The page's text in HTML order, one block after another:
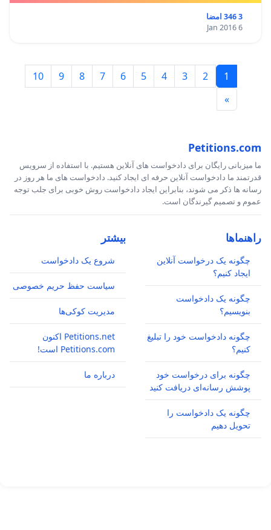
3 346 امضا
6 Jan 2016
1
2
3
4
5
6
7
8
9
10
»
Petitions.com
ما میزبانی رایگان برای دادخواست های آنلاین هستیم. با استفاده از سرویس
قدرتمند ما دادخواست آنلاین حرفه ای ایجاد کنید. دادخواست های ما هر روز در
رسانه ها ذکر می شوند، بنابراین ایجاد دادخواست روش خوبی برای جلب توجه
عموم و تصمیم گیرندگان است.
راهنماها
چگونه یک درخواست آنلاین
ایجاد کنیم؟
چگونه یک دادخواست
بنویسیم؟
چگونه دادخواست خود را تبلیغ
کنیم؟
چگونه برای درخواست خود
پوشش رسانه‌ای دریافت کنید
چگونه یک دادخواست را
تحویل دهیم
بیشتر
شروع یک دادخواست
سیاست حفظ حریم خصوصی
مدیریت کوکی‌ها
Petitions.net اکنون
Petitions.com است!
درباره ما